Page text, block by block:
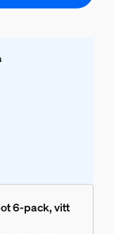
6-pack, vitt